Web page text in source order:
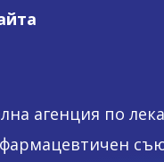
агенция по